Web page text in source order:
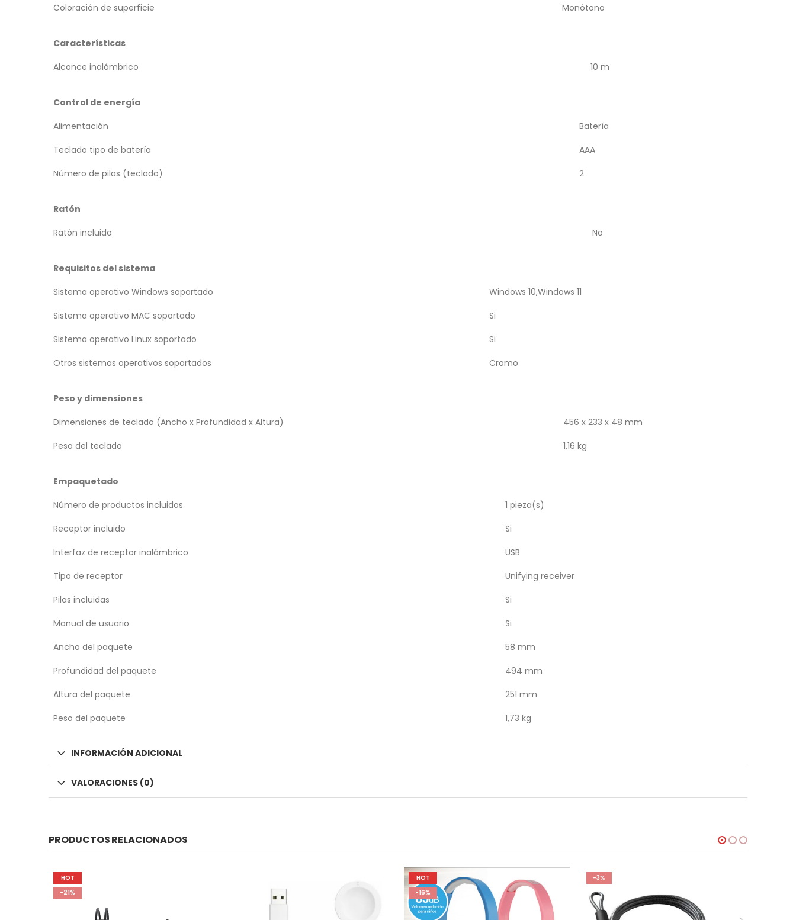
Coloración de superficie
Monótono
Características
Alcance inalámbrico
10 m
Control de energía
Alimentación
Batería
Teclado tipo de batería
AAA
Número de pilas (teclado)
2
Ratón
Ratón incluido
No
Requisitos del sistema
Sistema operativo Windows soportado
Windows 10,Windows 11
Sistema operativo MAC soportado
Si
Sistema operativo Linux soportado
Si
Otros sistemas operativos soportados
Cromo
Peso y dimensiones
Dimensiones de teclado (Ancho x Profundidad x Altura)
456 x 233 x 48 mm
Peso del teclado
1,16 kg
Empaquetado
Número de productos incluidos
1 pieza(s)
Receptor incluido
Si
Interfaz de receptor inalámbrico
USB
Tipo de receptor
Unifying receiver
Pilas incluidas
Si
Manual de usuario
Si
Ancho del paquete
58 mm
Profundidad del paquete
494 mm
Altura del paquete
251 mm
Peso del paquete
1,73 kg
INFORMACIÓN ADICIONAL
VALORACIONES (0)
PRODUCTOS RELACIONADOS
HOT
-21%
HOT
-16%
-3%